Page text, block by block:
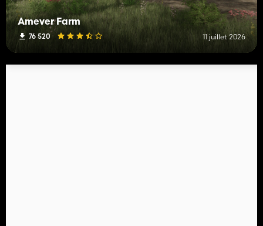
Amever Farm
76 520 11 juillet 2026